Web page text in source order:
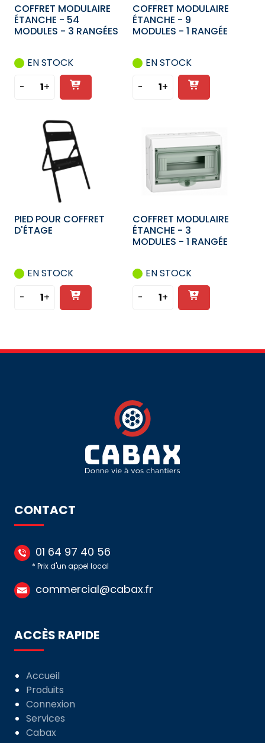
COFFRET MODULAIRE
ÉTANCHE - 54
MODULES - 3 RANGÉES
EN STOCK
- quantité
COFFRET
MODULAIRE
ÉTANCHE
MODULES
3
RANGÉES
+
Ajouter
au
COFFRET MODULAIRE
ÉTANCHE - 9
MODULES - 1 RANGÉE
EN STOCK
- quantité
MODULAIRE
ÉTANCHE
9
MODULES
1
RANGÉE
+
Ajouter
au
PIED POUR COFFRET
D'ÉTAGE
EN STOCK
- quantité
POUR
+
Ajouter
au
COFFRET MODULAIRE
ÉTANCHE - 3
MODULES - 1 RANGÉE
EN STOCK
- quantité
MODULAIRE
MODULES
-
1
RANGÉE
+
Ajouter
au
CONTACT
01 64 97 40 56
* Prix d'un appel local
commercial@cabax.fr
ACCÈS RAPIDE
Accueil
Produits
Connexion
Services
Cabax